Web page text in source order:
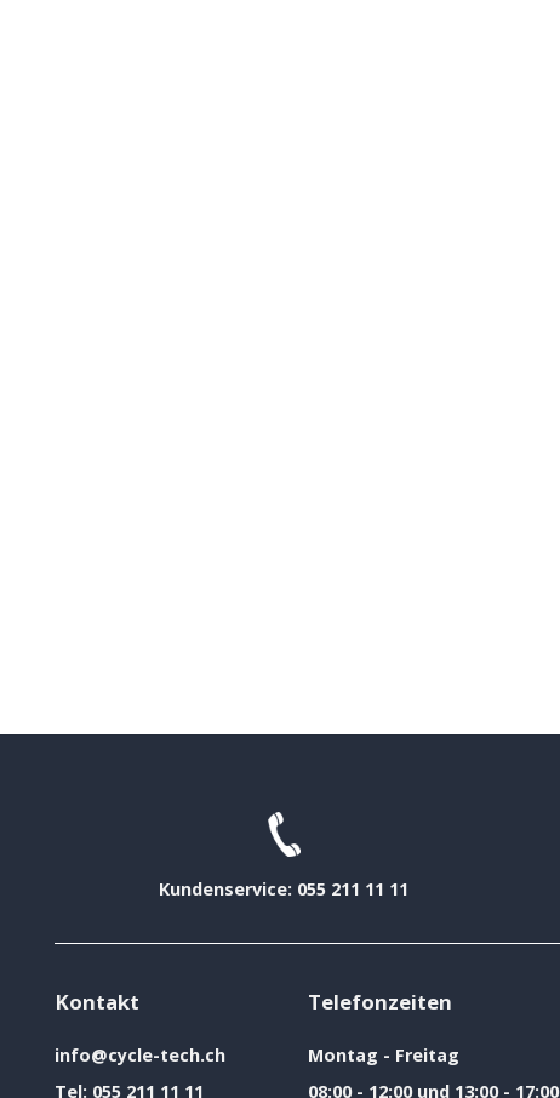
Kundenservice: 055 211 11 11
Kontakt
info@cycle-tech.ch
Tel: 055 211 11 11
Telefonzeiten
Montag - Freitag
08:00 - 12:00 und 13:00 - 17:00